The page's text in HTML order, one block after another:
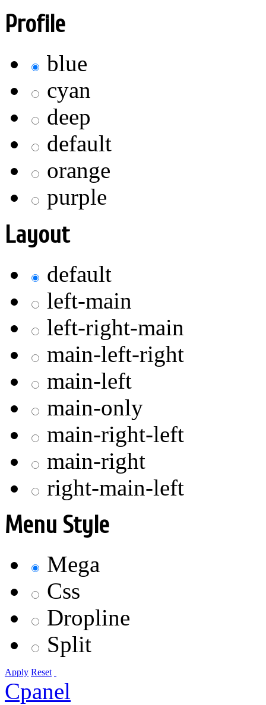
Profile
blue
cyan
deep
default
orange
purple
Layout
default
left-main
left-right-main
main-left-right
main-left
main-only
main-right-left
main-right
right-main-left
Menu Style
Mega
Css
Dropline
Split
Apply Reset
Cpanel